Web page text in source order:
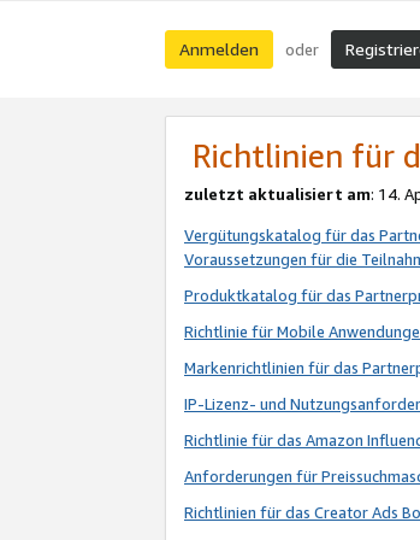
Anmelden oder
Richtlinien für
zuletzt aktualisiert am: 14.
Vergütungskatalog für das
Voraussetzungen für die
Produktkatalog für das
Richtlinie für Mobile
Markenrichtlinien für das
IP-Lizenz- und
Richtlinie für das Amazon
Anforderungen für
Richtlinien für das Creator Ads